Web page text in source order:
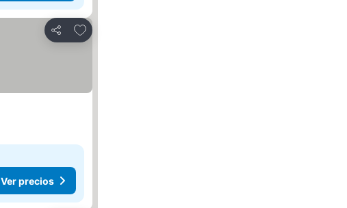
Compartir
Agregar a favoritos
Ver precios